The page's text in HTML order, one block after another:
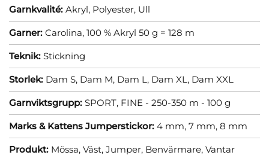
Garnkvalité: Akryl, Polyester, Ull
Garner: Carolina, 100 % Akryl 50 g = 128 m
Teknik: Stickning
Storlek: Dam S, Dam M, Dam L, Dam XL, Dam XXL
Garnviktsgrupp: SPORT, FINE - 250-350 m - 100 g
Marks & Kattens Jumperstickor: 4 mm, 7 mm, 8 mm
Produkt: Mössa, Väst, Jumper, Benvärmare, Vantar